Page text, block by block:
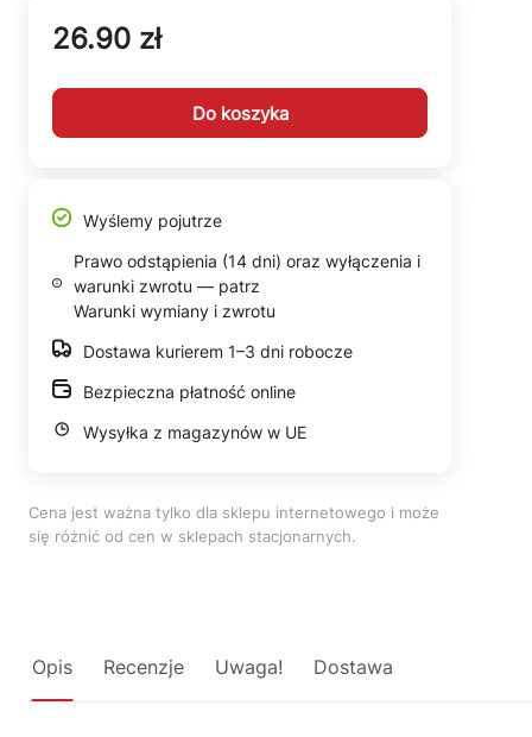
26.90 zł
Do koszyka
Wyślemy pojutrze
Prawo odstąpienia (14 dni) oraz wyłączenia i
warunki zwrotu — patrz
Warunki wymiany i zwrotu
Dostawa kurierem 1–3 dni robocze
Bezpieczna płatność online
Wysyłka z magazynów w UE
Cena jest ważna tylko dla sklepu internetowego i może
się różnić od cen w sklepach stacjonarnych.
Opis Recenzje Uwaga! Dostawa